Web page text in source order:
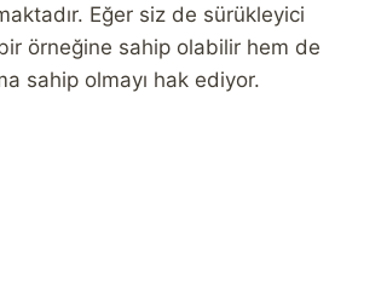
Eğer siz de sürükleyici
örneğine sahip olabilir hem de
sahip olmayı hak ediyor.